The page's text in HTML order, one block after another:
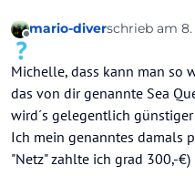
Offline
mario-diverschrieb am 8.
zuletzt
Michelle, dass kann man so
das von dir genannte Sea
wird´s gelegentlich
Ich mein genanntes damals
"Netz" zahlte ich grad 300,-€)